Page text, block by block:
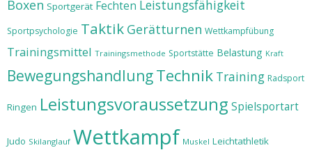
Boxen Sportgerät Fechten Leistungsfähigkeit
Sportpsychologie Taktik Gerätturnen Wettkampfübung
Trainingsmittel Trainingsmethode Sportstätte Belastung Kraft
BewegungshandlungTechnik Training Radsport
Ringen Leistungsvoraussetzung Spielsportart
Judo Skilanglauf Wettkampf Muskel Leichtathletik